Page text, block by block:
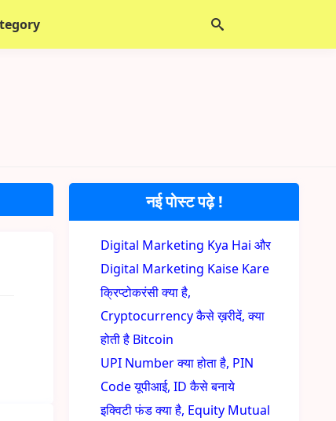
नई पोस्ट पढ़े !
Digital Marketing Kya Hai और
Digital Marketing Kaise Kare
क्रिप्टोकरंसी क्या है,
Cryptocurrency कैसे ख़रीदें, क्या
होती है Bitcoin
UPI Number क्या होता है, PIN
Code यूपीआई, ID कैसे बनाये
इक्विटी फंड क्या है, Equity Mutual